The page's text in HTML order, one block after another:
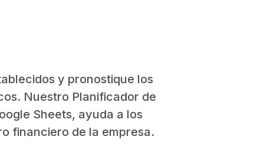
y pronostique los
Nuestro Planificador de
Sheets, ayuda a los
financiero de la empresa.